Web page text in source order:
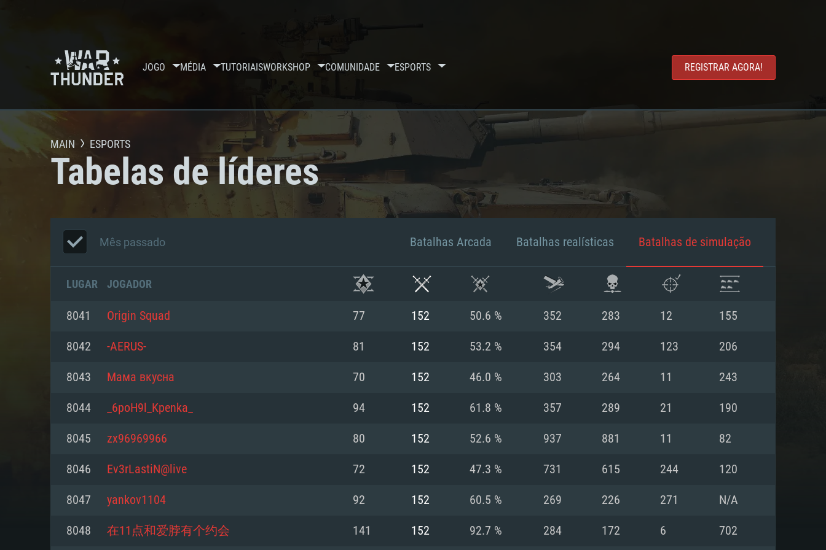
JOGO MÉDIA TUTORIAISWORKSHOP COMUNIDADE ESPORTS REGISTRAR AGORA!
REQUERIMENTOS DE SISTEMA
MAIN ESPORTS
Tabelas de líderes
Mês passado Batalhas Arcada Batalhas realísticas Batalhas de simulação
LUGAR JOGADOR
8041 Origin Squad 77 152 50.6 % 352 283 12 155
8042 -AERUS- 81 152 53.2 % 354 294 123 206
8043 Мама вкусна 70 152 46.0 % 303 264 11 243
8044 _6poH9l_Kpenka_ 94 152 61.8 % 357 289 21 190
8045 zx96969966 80 152 52.6 % 937 881 11 82
8046 Ev3rLastiN@live 72 152 47.3 % 731 615 244 120
8047 yankov1104 92 152 60.5 % 269 226 271 N/A
8048 在11点和爱脖有个约会 141 152 92.7 % 284 172 6 702